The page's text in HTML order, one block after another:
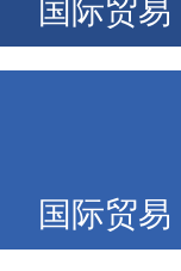
国际贸易
国际贸易